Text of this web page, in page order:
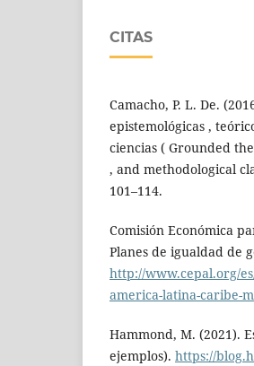
CITAS
Camacho, P. L. De.
epistemológicas ,
ciencias ( Grounded
, and methodological
101–114.
Comisión Económica
Planes de igualdad de
http://www.cepal.org/
america-latina-caribe-
Hammond, M. (2021).
ejemplos). https://